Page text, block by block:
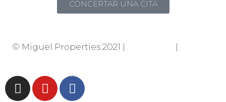
CONCERTAR UNA CITA
© Miguel Properties 2021 | |